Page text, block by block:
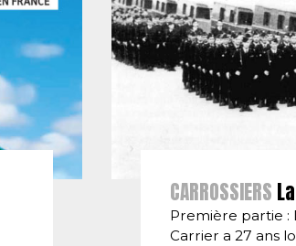
CARROSSIERS
Première partie :
Carrier a 27 ans